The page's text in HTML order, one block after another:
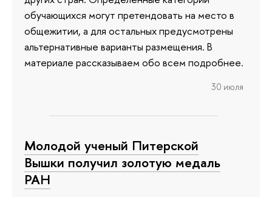
обучающихся могут претендовать на место в
общежитии, а для остальных предусмотрены
альтернативные варианты размещения. В
материале рассказываем обо всем подробнее.
30 июля
Молодой ученый Питерской
Вышки получил золотую медаль
РАН